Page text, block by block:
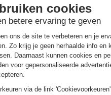
gasten als beste zijn